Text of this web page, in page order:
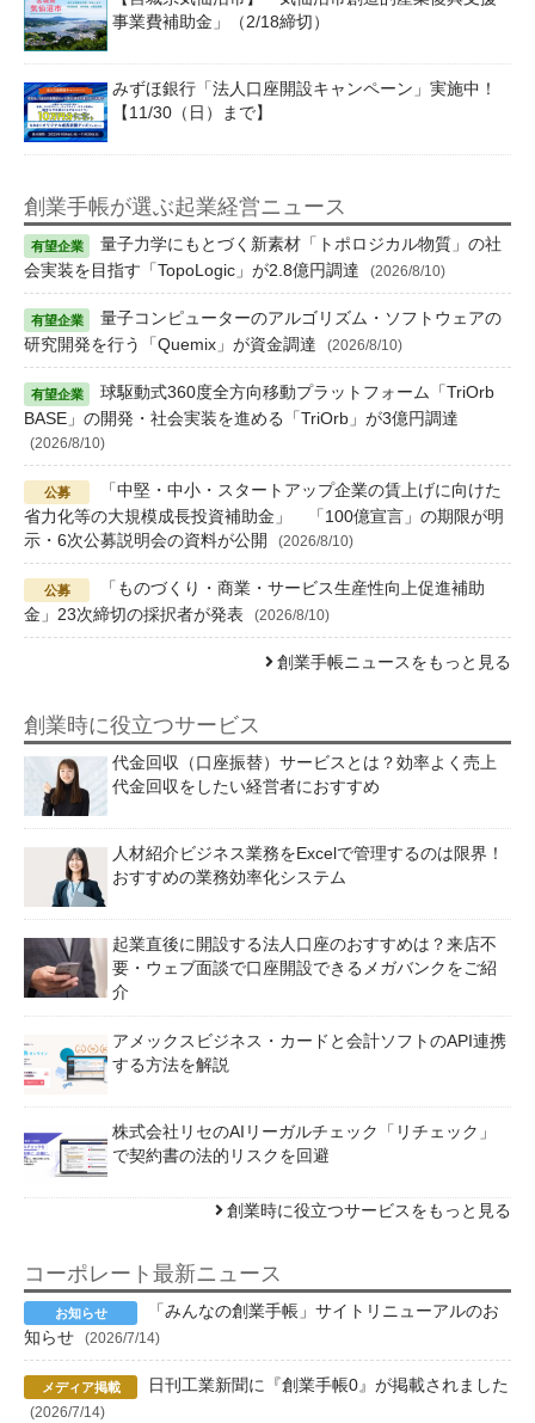
事業費補助金」（2/18締切）
みずほ銀行「法人口座開設キャンペーン」実施中！
【11/30（日）まで】
創業手帳が選ぶ起業経営ニュース
量子力学にもとづく新素材「トポロジカル物質」の社
会実装を目指す「TopoLogic」が2.8億円調達
(2026/8/10)
量子コンピューターのアルゴリズム・ソフトウェアの
研究開発を行う「Quemix」が資金調達
(2026/8/10)
球駆動式360度全方向移動プラットフォーム「TriOrb
BASE」の開発・社会実装を進める「TriOrb」が3億円調達
(2026/8/10)
「中堅・中小・スタートアップ企業の賃上げに向けた
省力化等の大規模成長投資補助金」 「100億宣言」の期限が明
示・6次公募説明会の資料が公開
(2026/8/10)
「ものづくり・商業・サービス生産性向上促進補助
金」23次締切の採択者が発表
(2026/8/10)
創業手帳ニュースをもっと見る
創業時に役立つサービス
代金回収（口座振替）サービスとは？効率よく売上
代金回収をしたい経営者におすすめ
人材紹介ビジネス業務をExcelで管理するのは限界！
おすすめの業務効率化システム
起業直後に開設する法人口座のおすすめは？来店不
要・ウェブ面談で口座開設できるメガバンクをご紹
介
アメックスビジネス・カードと会計ソフトのAPI連携
する方法を解説
株式会社リセのAIリーガルチェック「リチェック」
で契約書の法的リスクを回避
創業時に役立つサービスをもっと見る
コーポレート最新ニュース
「みんなの創業手帳」サイトリニューアルのお
知らせ
(2026/7/14)
日刊工業新聞に『創業手帳0』が掲載されました
(2026/7/14)